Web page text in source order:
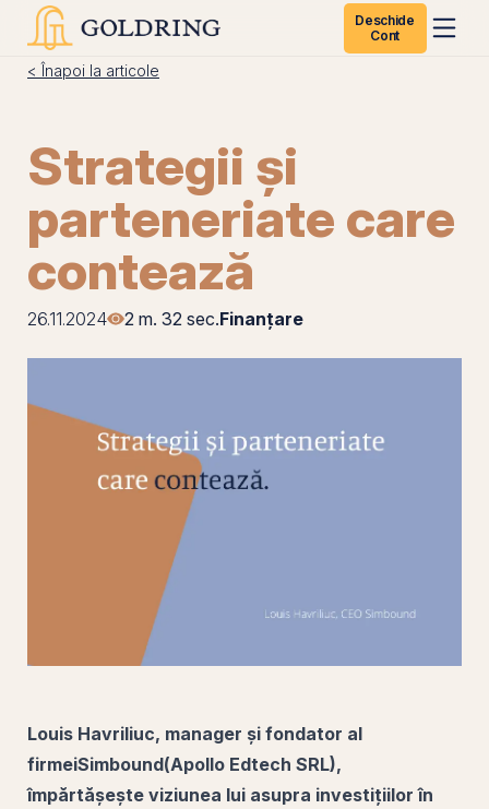
Deschide
Cont
< Înapoi la articole
Strategii și
parteneriate care
contează
26.11.2024 2 m. 32 sec.Finanțare
Louis Havriliuc, manager și fondator al
firmeiSimbound(Apollo Edtech SRL),
împărtășește viziunea lui asupra investițiilor în